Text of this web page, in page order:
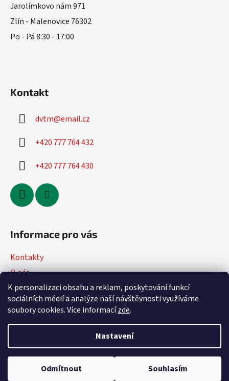
K personalizaci obsahu a reklam, poskytování funkcí
sociálních médií a analýze naší návštěvnosti využíváme
soubory cookies. Více informacízde.
Nastavení
Odmítnout Souhlasím
Jarolímkovo nám 971
Zlín - Malenovice 76302
Po - Pá 8:30 - 17:00
Kontakt
dvtm@email.cz
+420 777 764 432
+420 777 764 430
Informace pro vás
Kontakty
O nás
Jak nakupovat
Obchodní podmínky
Vytvořil Shoptet
Copyright 2026DVmoto . Všechna práva vyhrazena.